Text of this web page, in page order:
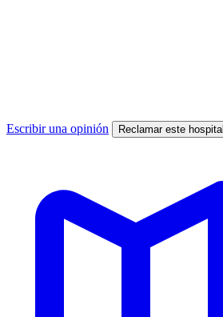
Escribir una opinión Reclamar este hospital